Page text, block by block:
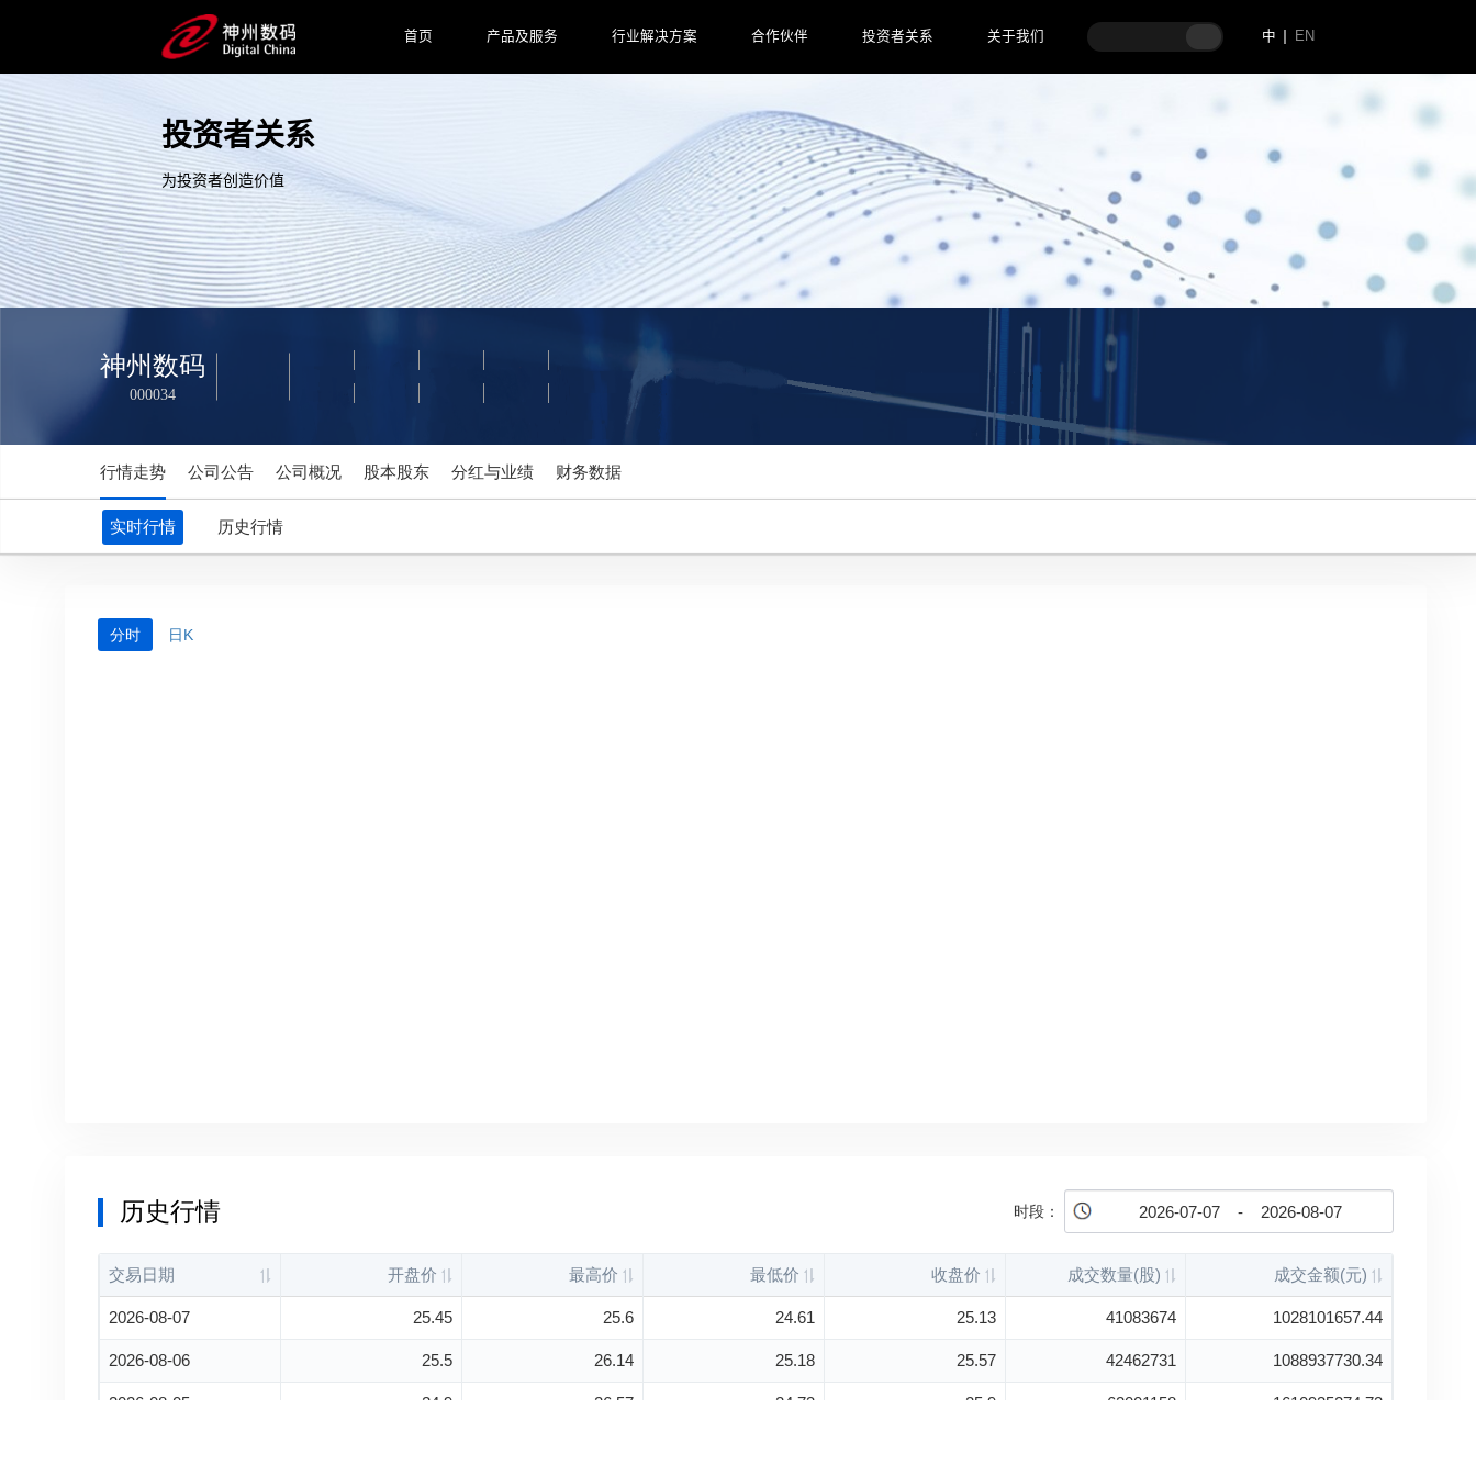
首页 产品及服务 行业解决方案 合作伙伴 投资者关系 关于我们 中 EN
投资者关系
为投资者创造价值